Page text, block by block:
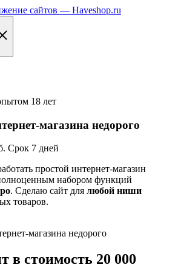
18 лет
магазина недорого
Срок 7 дней
простой интернет-магазин
набором функций
. Сделаю сайт для любой ниши
товаров.
в стоимость 20 000